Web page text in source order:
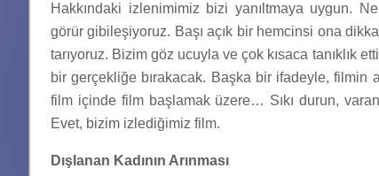
Hakkındaki izlenimimiz bizi yanıltmaya uygun.
görür gibileşiyoruz. Başı açık bir hemcinsi ona
tarıyoruz. Bizim göz ucuyla ve çok kısaca tanıklık
bir gerçekliğe bırakacak. Başka bir ifadeyle, filmin
film içinde film başlamak üzere… Sıkı durun,
Evet, bizim izlediğimiz film.
Dışlanan Kadının Arınması